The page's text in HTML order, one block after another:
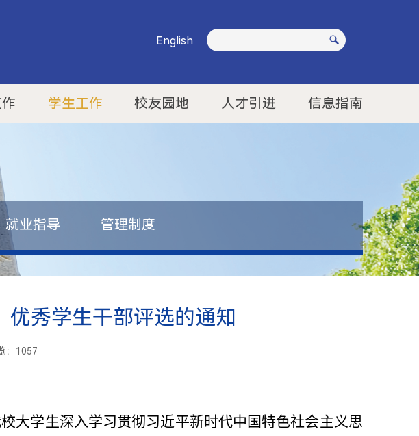
English
学生工作 校友园地 人才引进 信息指南
就业指导 管理制度
秀学生干部评选的通知
1057
大学生深入学习贯彻习近平新时代中国特色社会主义思